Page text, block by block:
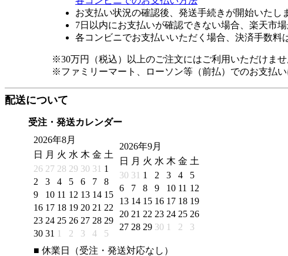
お支払い状況の確認後、発送手続きが開始いたし
7日以内にお支払いが確認できない場合、楽天市
各コンビニでお支払いいただく場合、決済手数料
※30万円（税込）以上のご注文にはご利用いただけませ
※ファミリーマート、ローソン等（前払）でのお支払
配送について
受注・発送カレンダー
2026年8月
日
月 火 水 木 金 土
26 27 28 29 30 31 1
2
3 4 5 6 7
8
9
10 11 12 13 14 15
16 17 18 19 20 21 22
23 24 25 26 27 28 29
30 31 1 2 3 4 5
2026年9月
日
月 火 水 木 金 土
30 31 1 2 3 4
5
6
7 8 9 10 11 12
13 14 15 16 17 18 19
20 21 22 23 24 25 26
27 28 29 30 1 2 3
■ 休業日（受注・発送対応なし）